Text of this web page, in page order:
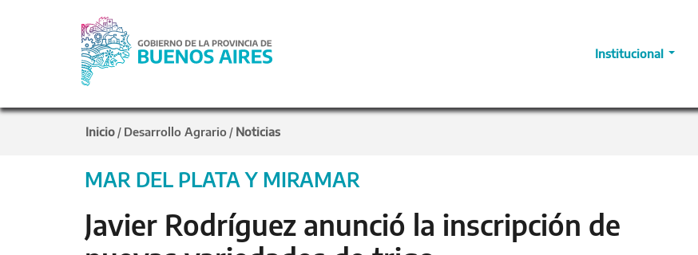
Institucional
Inicio / Desarrollo Agrario / Noticias
MAR DEL PLATA Y MIRAMAR
Javier Rodríguez anunció la inscripción de